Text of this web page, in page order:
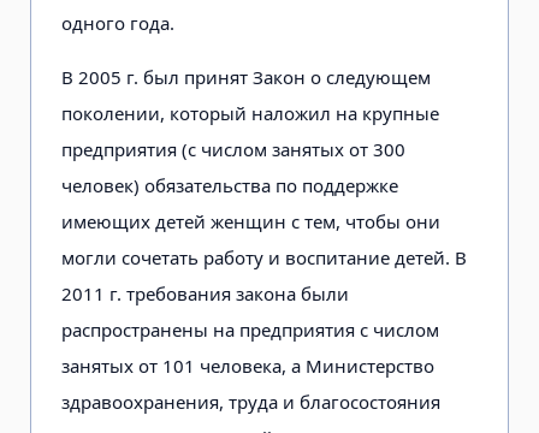
одного года.
В 2005 г. был принят Закон о следующем
поколении, который наложил на крупные
предприятия (с числом занятых от 300
человек) обязательства по поддержке
имеющих детей женщин с тем, чтобы они
могли сочетать работу и воспитание детей. В
2011 г. требования закона были
распространены на предприятия с числом
занятых от 101 человека, а Министерство
здравоохранения, труда и благосостояния